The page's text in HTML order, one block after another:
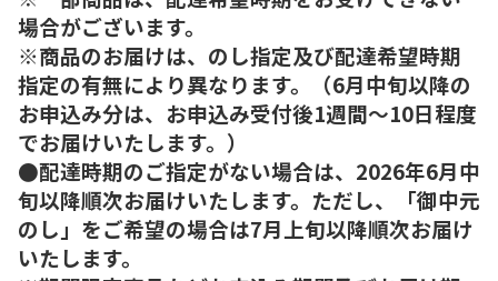
場合がございます。
※商品のお届けは、のし指定及び配達希望時期
指定の有無により異なります。（6月中旬以降の
お申込み分は、お申込み受付後1週間～10日程度
でお届けいたします。）
●配達時期のご指定がない場合は、2026年6月中
旬以降順次お届けいたします。ただし、「御中元
のし」をご希望の場合は7月上旬以降順次お届け
いたします。